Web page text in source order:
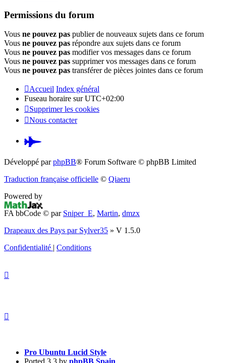
Permissions du forum
Vous ne pouvez pas publier de nouveaux sujets dans ce forum
Vous ne pouvez pas répondre aux sujets dans ce forum
Vous ne pouvez pas modifier vos messages dans ce forum
Vous ne pouvez pas supprimer vos messages dans ce forum
Vous ne pouvez pas transférer de pièces jointes dans ce forum
Accueil Index général
Fuseau horaire surUTC+02:00
Supprimer les cookies
Nous contacter
Pardus.at
(S’ouvre
nouvel
Développé parphpBB® Forum Software © phpBB Limited
Traduction française officielle © Qiaeru
Powered by
FA bbCode © par Sniper_E, Martin, dmzx
Drapeaux des Pays par Sylver35 » V 1.5.0
Confidentialité | Conditions
Pro Ubuntu Lucid Style
Ported 3.3 by phpBB Spain